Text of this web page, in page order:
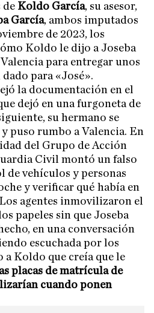
de Koldo García, su asesor,
García, ambos imputados
de 2023, los
Koldo le dijo a Joseba
para entregar unos
para «José».
la documentación en el
dejó en una furgoneta de
su hermano se
puso rumbo a Valencia. En
del Grupo de Acción
Civil montó un falso
vehículos y personas
y verificar qué había en
agentes inmovilizaron el
papeles sin que Joseba
en una conversación
escuchada por los
a Koldo que creía que le
placas de matrícula de
cuando ponen